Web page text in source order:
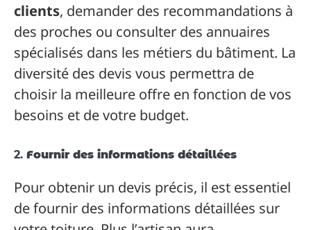
clients, demander des recommandations à
des proches ou consulter des annuaires
spécialisés dans les métiers du bâtiment. La
diversité des devis vous permettra de
choisir la meilleure offre en fonction de vos
besoins et de votre budget.
2. Fournir des informations détaillées
Pour obtenir un devis précis, il est essentiel
de fournir des informations détaillées sur